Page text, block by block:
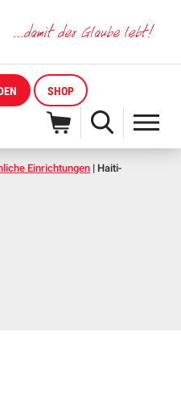
SHOP
Einrichtungen | Haiti-